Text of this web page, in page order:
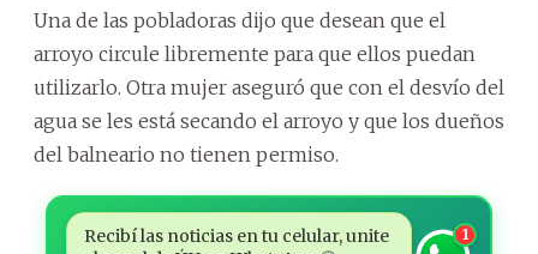
Una de las pobladoras dijo que desean que el
arroyo circule libremente para que ellos puedan
utilizarlo. Otra mujer aseguró que con el desvío del
agua se les está secando el arroyo y que los dueños
del balneario no tienen permiso.
Recibí las noticias en tu celular, unite
1